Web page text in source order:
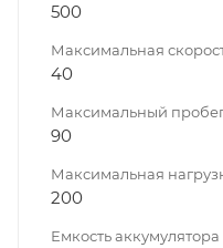
500
Максимальная
40
Максимальный
90
Максимальная
200
Емкость